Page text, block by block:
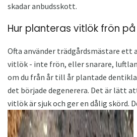
skadar anbudsskott.
Hur planteras vitlök frön
Ofta använder trädgårdsmästare
vitlök - inte frön, eller snarare,
om du från år till år plantade
det började degenerera. Det är lätt
vitlök är sjuk och ger en dålig skörd.